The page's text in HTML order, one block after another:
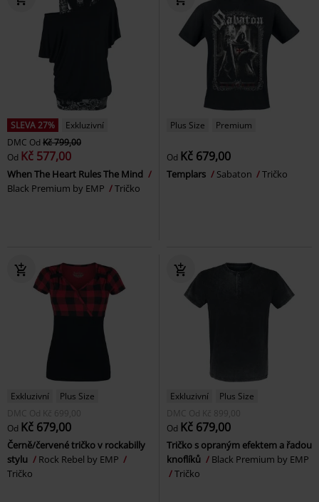
SLEVA 27%
Exkluzivní
DMC Od Kč 799,00
Od Kč 577,00
When The Heart Rules The Mind
Black Premium by EMP
Tričko
Plus Size Premium
Od Kč 679,00
Templars Sabaton Tričko
Exkluzivní
Plus Size
DMC Od Kč 699,00
Od Kč 679,00
Černě/červené tričko v rockabilly
stylu
Rock Rebel by EMP
Tričko
Exkluzivní
Plus Size
DMC Od Kč 899,00
Od Kč 679,00
Tričko s opraným efektem a řadou
knoflíků
Black Premium by EMP
Tričko